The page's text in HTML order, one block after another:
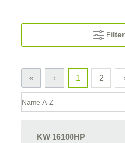
Filter
1 2
KW 16100HP